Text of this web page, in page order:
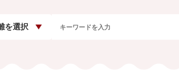
を選択